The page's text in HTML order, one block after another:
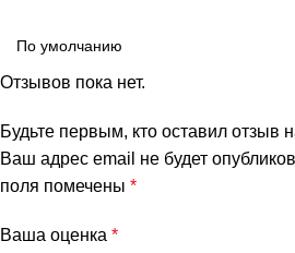
Отзывов пока нет.
Будьте первым, кто оставил отзыв
Ваш адрес email не будет
поля помечены*
Ваша оценка*